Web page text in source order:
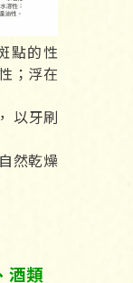
點的性
；浮在
以牙刷
然乾燥
酒類